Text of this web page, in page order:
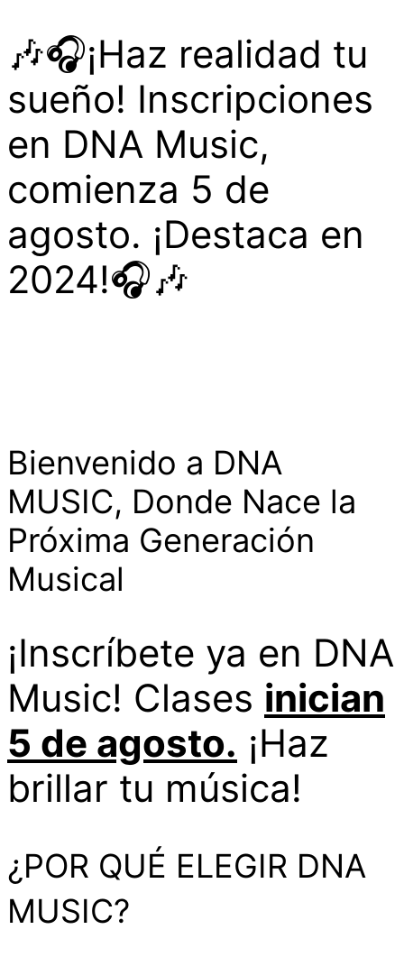
🎶🎧¡Haz realidad tu
sueño! Inscripciones
en DNA Music,
comienza 5 de
agosto. ¡Destaca en
2024!🎧🎶
Bienvenido a DNA
MUSIC, Donde Nace la
Próxima Generación
Musical
¡Inscríbete ya en DNA
Music! Clases inician
5 de agosto. ¡Haz
brillar tu música!
¿POR QUÉ ELEGIR DNA
MUSIC?